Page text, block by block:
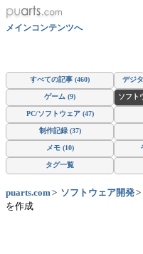
メインコンテンツへ
すべての記事 (460) デジ
ゲーム (9) ソフト
PC/ソフトウェア (47)
制作記録 (37)
メモ (10)
タグ一覧
puarts.com ソフトウェア開発
を作成